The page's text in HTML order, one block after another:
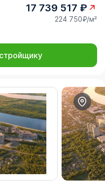
17 739 517 ₽
224 750₽/м²